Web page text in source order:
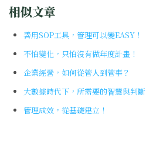
相似文章
善用SOP工具，管理可以變EASY！
不怕變化，只怕沒有做年度計畫！
企業經營，如何從管人到管事？
大數據時代下，所需要的智慧與判斷
管理成效，從基礎建立！